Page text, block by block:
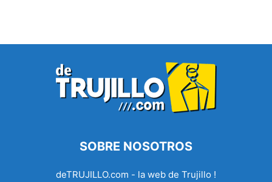
SOBRE NOSOTROS
deTRUJILLO.com - la web de Trujillo !